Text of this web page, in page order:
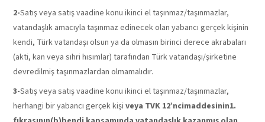
2-Satış veya satış vaadine konu ikinci el taşınmaz/taşınmazlar,
vatandaşlık amacıyla taşınmaz edinecek olan yabancı gerçek kişinin
kendi, Türk vatandaşı olsun ya da olmasın birinci derece akrabaları
(akti, kan veya sıhri hısımlar) tarafından Türk vatandaşı/şirketine
devredilmiş taşınmazlardan olmamalıdır.
3-Satış veya satış vaadine konu ikinci el taşınmaz/taşınmazlar,
herhangi bir yabancı gerçek kişiveya TVK 12’ncimaddesinin1.